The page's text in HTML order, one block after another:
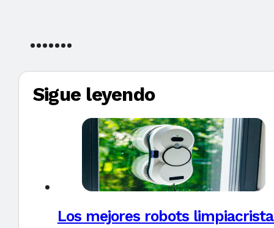
Sigue leyendo
Los mejores robots